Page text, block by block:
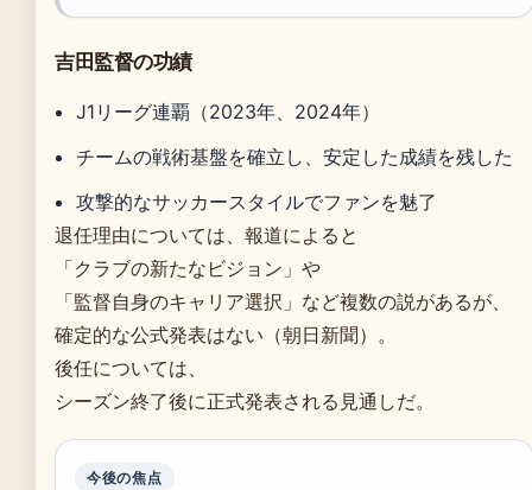
吉田監督の功績
J1リーグ連覇（2023年、2024年）
チームの戦術基盤を確立し、安定した成績を残した
攻撃的なサッカースタイルでファンを魅了
退任理由については、報道によると
「クラブの新たなビジョン」や
「監督自身のキャリア選択」など複数の説があるが、
確定的な公式発表はない（朝日新聞）。
後任については、
シーズン終了後に正式発表される見通しだ。
今後の焦点